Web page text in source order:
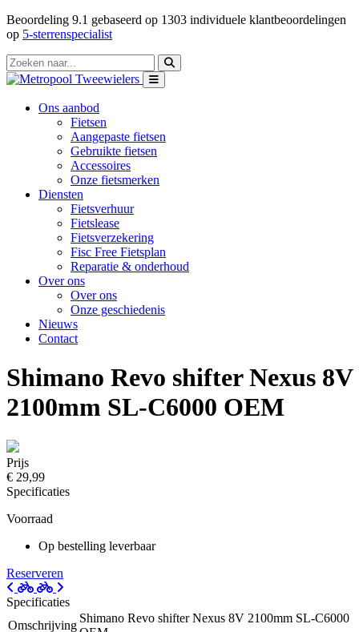
Beoordeling 9.1 gebaseerd op 1303 individuele klantbeoordelingen
op 5-sterrenspecialist
Ons aanbod
Fietsen
Aangepaste fietsen
Gebruikte fietsen
Accessoires
Onze fietsmerken
Diensten
Fietsverhuur
Fietslease
Fietsverzekering
Fisc Free Fietsplan
Reparatie & onderhoud
Over ons
Over ons
Onze geschiedenis
Nieuws
Contact
Shimano Revo shifter Nexus 8V
2100mm SL-C6000 OEM
Prijs
€ 29,99
Specificaties
Voorraad
Op bestelling leverbaar
Reserveren
Specificaties
Omschrijving
Shimano Revo shifter Nexus 8V 2100mm SL-C6000